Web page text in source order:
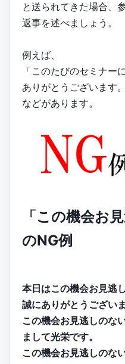
と送られてきた場合、
返事を述べましょう。
例えば、
「このたびのセミナー
ありがとうございます。
などがあります。
「この機会お
のNG例
本日はこの機会お見逃
誠にありがとうございま
この機会お見逃しのな
まして光栄です。
この機会お見逃しのな